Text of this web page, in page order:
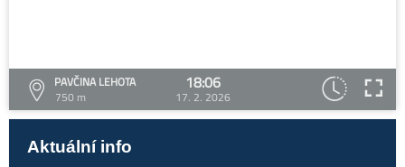
PAVČINA LEHOTA
750 m
18:06
17. 2. 2026
Aktuální info